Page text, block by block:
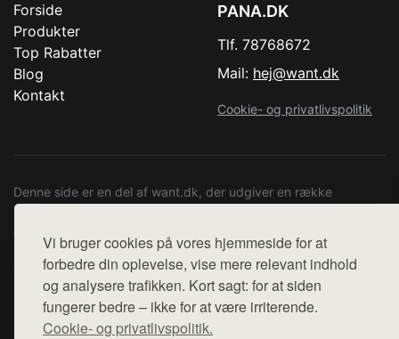
Vi bruger cookies på vores hjemmeside for at
forbedre din oplevelse, vise mere relevant indhold
og analysere trafikken. Kort sagt: for at siden
fungerer bedre – ikke for at være irriterende.
Cookie- og privatlivspolitik.
Forside
Produkter
Top Rabatter
Blog
Kontakt
PANA.DK
Tlf. 78768672
Mail: hej@want.dk
Cookie- og privatlivspolitik
Denne side er en del af want.dk, der udgiver en række
hjemmesider med præsentation af forskellige produkter fra
diverse webshops. Der sælges ikke varer fra denne side - vi
henviser til de shops, som sælger varen. Vi har heller ikke
varerne på lager.
© 2026 pana.dk. Alle rettigheder forbeholdes.